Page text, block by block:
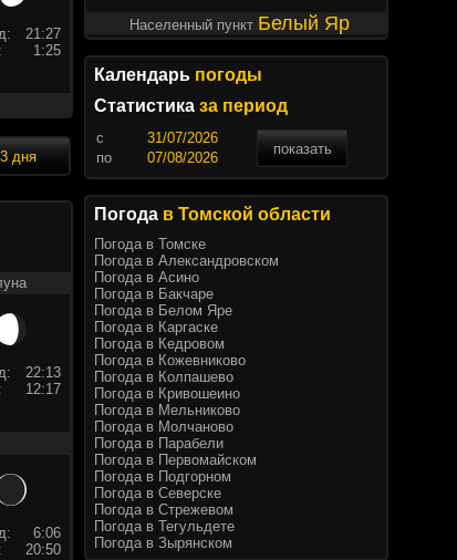
21:27
1:25
дня
22:13
12:17
6:06
20:50
Населенный пункт Белый Яр
Календарь погоды
Статистика за период
c
показать
по
Погода в Томской области
Погода в Томске
Погода в Александровском
Погода в Асино
Погода в Бакчаре
Погода в Белом Яре
Погода в Каргаске
Погода в Кедровом
Погода в Кожевниково
Погода в Колпашево
Погода в Кривошеино
Погода в Мельниково
Погода в Молчаново
Погода в Парабели
Погода в Первомайском
Погода в Подгорном
Погода в Северске
Погода в Стрежевом
Погода в Тегульдете
Погода в Зырянском